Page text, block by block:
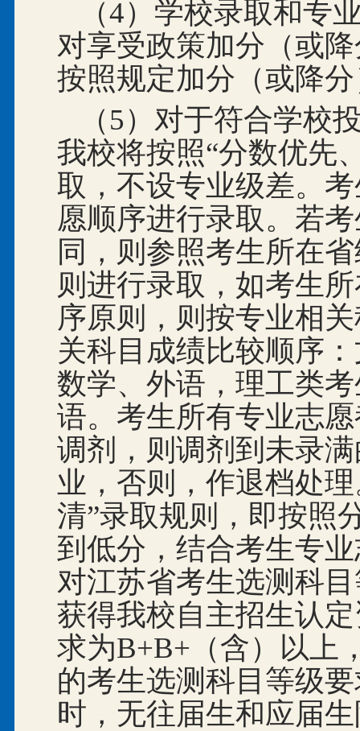
（4）学校录取和专
对享受政策加分（或
按照规定加分（或降
（5）对于符合学校
我校将按照“分数优先
取，不设专业级差。
愿顺序进行录取。若
同，则参照考生所在
则进行录取，如考生
序原则，则按专业相
关科目成绩比较顺序
数学、外语，理工类
语。考生所有专业志
调剂，则调剂到未录
业，否则，作退档处
清”录取规则，即按照
到低分，结合考生专
对江苏省考生选测科
获得我校自主招生认
求为B+B+（含）以上
的考生选测科目等级
时，无往届生和应届